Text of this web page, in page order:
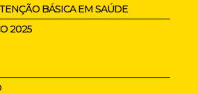
BÁSICA EM SAÚDE
2025